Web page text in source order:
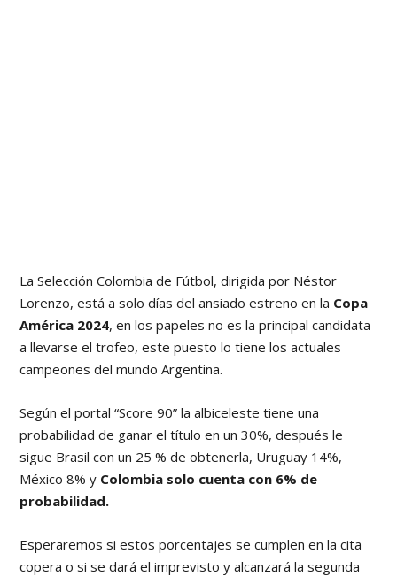
La Selección Colombia de Fútbol, dirigida por Néstor
Lorenzo, está a solo días del ansiado estreno en la Copa
América 2024, en los papeles no es la principal candidata
a llevarse el trofeo, este puesto lo tiene los actuales
campeones del mundo Argentina.
Según el portal “Score 90” la albiceleste tiene una
probabilidad de ganar el título en un 30%, después le
sigue Brasil con un 25 % de obtenerla, Uruguay 14%,
México 8% y Colombia solo cuenta con 6% de
probabilidad.
Esperaremos si estos porcentajes se cumplen en la cita
copera o si se dará el imprevisto y alcanzará la segunda